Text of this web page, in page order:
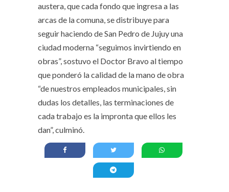
austera, que cada fondo que ingresa a las
arcas de la comuna, se distribuye para
seguir haciendo de San Pedro de Jujuy una
ciudad moderna “seguimos invirtiendo en
obras”, sostuvo el Doctor Bravo al tiempo
que ponderó la calidad de la mano de obra
“de nuestros empleados municipales, sin
dudas los detalles, las terminaciones de
cada trabajo es la impronta que ellos les
dan”, culminó.